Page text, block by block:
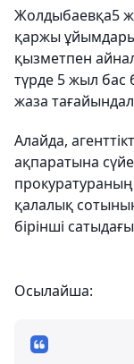
Жолдыбаевқа5
қаржы
қызметпен
түрде 5 жыл бас
жаза
Алайда,
ақпаратына
қалалық
бірінші
Осылайша: